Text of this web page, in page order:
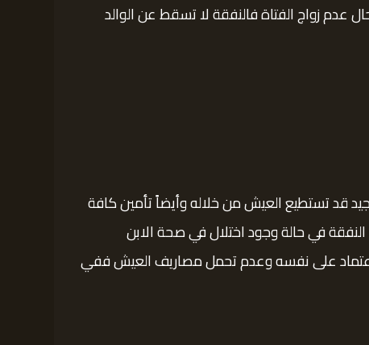
عدم زواج الفتاة فالنفقة لا تسقط عن الوالد
قد تستطيع العيش من خلاله وأيضاً تأمين كافة
في حالة وجود اختلال في صحة الابن
على نفسه وعدم تحمل مصاريف العيش ففي